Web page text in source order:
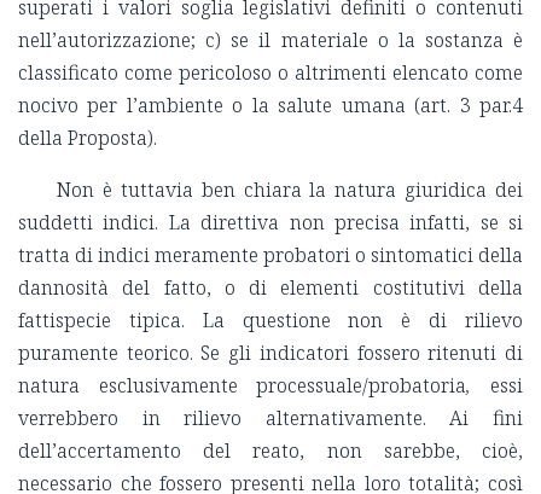
superati i valori soglia legislativi definiti o contenuti
nell’autorizzazione; c) se il materiale o la sostanza è
classificato come pericoloso o altrimenti elencato come
nocivo per l’ambiente o la salute umana (art. 3 par.4
della Proposta).
Non è tuttavia ben chiara la natura giuridica dei
suddetti indici. La direttiva non precisa infatti, se si
tratta di indici meramente probatori o sintomatici della
dannosità del fatto, o di elementi costitutivi della
fattispecie tipica. La questione non è di rilievo
puramente teorico. Se gli indicatori fossero ritenuti di
natura esclusivamente processuale/probatoria,
essi
verrebbero in rilievo alternativamente. Ai fini
dell’accertamento del reato, non sarebbe, cioè,
necessario che fossero presenti nella loro totalità; così